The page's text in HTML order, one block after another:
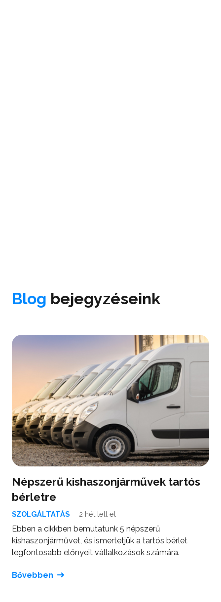
Blog bejegyzéseink
Népszerű kishaszonjárművek tartós
bérletre
SZOLGÁLTATÁS 2 hét telt el
Ebben a cikkben bemutatunk 5 népszerű
kishaszonjárművet, és ismertetjük a tartós bérlet
legfontosabb előnyeit vállalkozások számára.
Bővebben